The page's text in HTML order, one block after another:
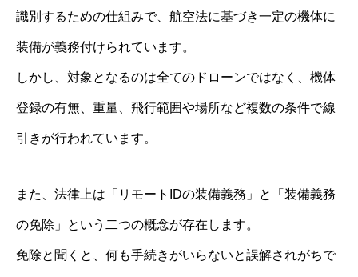
識別するための仕組みで、航空法に基づき一定の機体に
装備が義務付けられています。
しかし、対象となるのは全てのドローンではなく、機体
登録の有無、重量、飛行範囲や場所など複数の条件で線
引きが行われています。
また、法律上は「リモートIDの装備義務」と「装備義務
の免除」という二つの概念が存在します。
免除と聞くと、何も手続きがいらないと誤解されがちで